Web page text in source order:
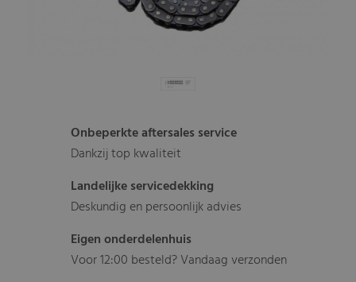
Onbeperkte aftersales service
Dankzij top kwaliteit
Landelijke servicedekking
Deskundig en persoonlijk advies
Eigen onderdelenhuis
Voor 12:00 besteld? Vandaag verzonden